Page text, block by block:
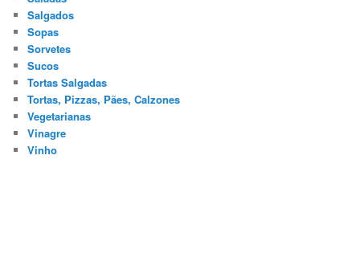
Salgados
Sopas
Sorvetes
Sucos
Tortas Salgadas
Tortas, Pizzas, Pães, Calzones
Vegetarianas
Vinagre
Vinho